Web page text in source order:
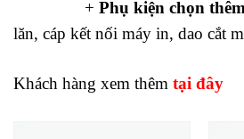
+ Phụ kiện chọn
lăn, cáp kết nối máy in, dao cắt
Khách hàng xem thêm tại đây